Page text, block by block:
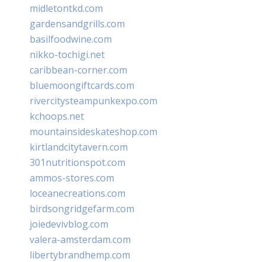
midletontkd.com
gardensandgrills.com
basilfoodwine.com
nikko-tochigi.net
caribbean-corner.com
bluemoongiftcards.com
rivercitysteampunkexpo.com
kchoops.net
mountainsideskateshop.com
kirtlandcitytavern.com
301nutritionspot.com
ammos-stores.com
loceanecreations.com
birdsongridgefarm.com
joiedevivblog.com
valera-amsterdam.com
libertybrandhemp.com